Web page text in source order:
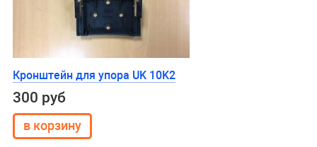
Кронштейн для упора UK 10K2
300 руб